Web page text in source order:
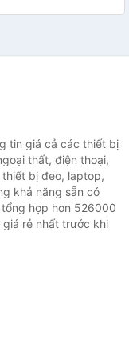
tin giá cả các thiết bị
thất, điện thoại,
bị đeo, laptop,
khả năng sẵn có
hợp hơn 526000
giá rẻ nhất trước khi